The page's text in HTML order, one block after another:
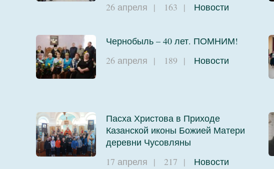
26 апреля | 163 | Новости
Чернобыль – 40 лет. ПОМНИМ!
26 апреля | 189 | Новости
Пасха Христова в Приходе
Казанской иконы Божией Матери
деревни Чусовляны
17 апреля | 217 | Новости